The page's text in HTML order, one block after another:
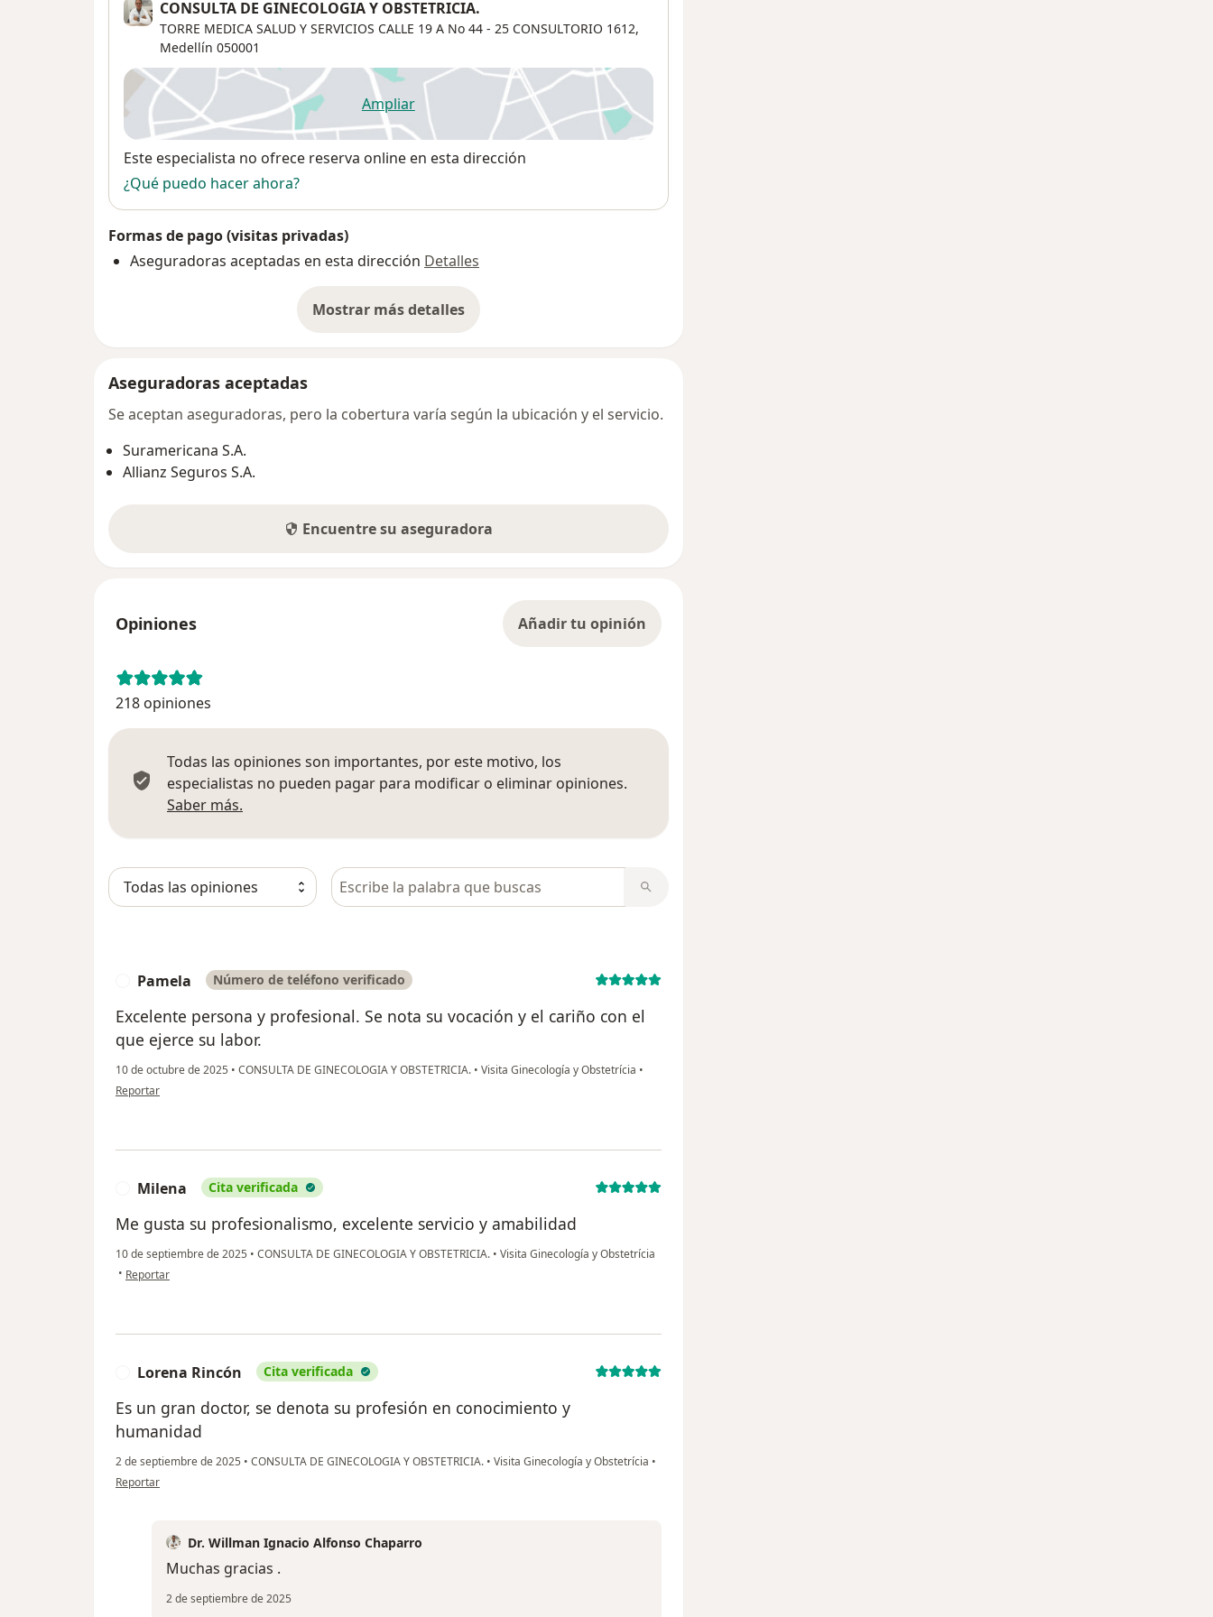
CONSULTA DE GINECOLOGIA Y OBSTETRICIA.
TORRE MEDICA SALUD Y SERVICIOS CALLE 19 A No 44 - 25 CONSULTORIO 1612,
Medellín 050001
Ampliarse abre en una nueva pestaña
Disponibilidad
Este especialista no ofrece reserva online en esta dirección
¿Qué puedo hacer ahora?
Formas de pago (visitas privadas)
Aseguradoras aceptadas en esta dirección Detalles
Mostrar más detalles
sobre la dirección
Aseguradoras aceptadas
Se aceptan aseguradoras, pero la cobertura varía según la ubicación y el servicio.
Suramericana S.A.
Allianz Seguros S.A.
Encuentre su aseguradora
Opiniones Añadir tu opinión
218 opiniones
Todas las opiniones son importantes, por este motivo, los
especialistas no pueden pagar para modificar o eliminar opiniones.
Saber más.
Busca en opiniones
Pamela Número de teléfono verificado
Excelente persona y profesional. Se nota su vocación y el cariño con el
que ejerce su labor.
10 de octubre de 2025 • CONSULTA DE GINECOLOGIA Y OBSTETRICIA. • Visita Ginecología y Obstetrícia •
en opinión del usuario Pamela
Reportar
Milena Cita verificada
Me gusta su profesionalismo, excelente servicio y amabilidad
10 de septiembre de 2025 • CONSULTA DE GINECOLOGIA Y OBSTETRICIA. • Visita Ginecología y Obstetrícia
• en opinión del usuario Milena
Reportar
Lorena Rincón Cita verificada
Es un gran doctor, se denota su profesión en conocimiento y
humanidad
2 de septiembre de 2025 • CONSULTA DE GINECOLOGIA Y OBSTETRICIA. • Visita Ginecología y Obstetrícia •
en opinión del usuario Lorena Rincón
Reportar
Dr. Willman Ignacio Alfonso Chaparro
Muchas gracias .
2 de septiembre de 2025